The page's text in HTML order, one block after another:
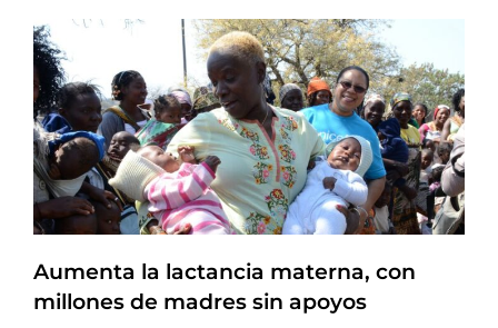
Aumenta la lactancia materna, con
millones de madres sin apoyos